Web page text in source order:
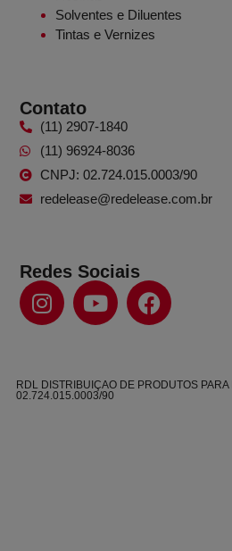
Solventes e Diluentes
Tintas e Vernizes
Contato
(11) 2907-1840
(11) 96924-8036
CNPJ: 02.724.015.0003/90
redelease@redelease.com.br
Redes Sociais
RDL DISTRIBUIÇAO DE PRODUTOS
02.724.015.0003/90